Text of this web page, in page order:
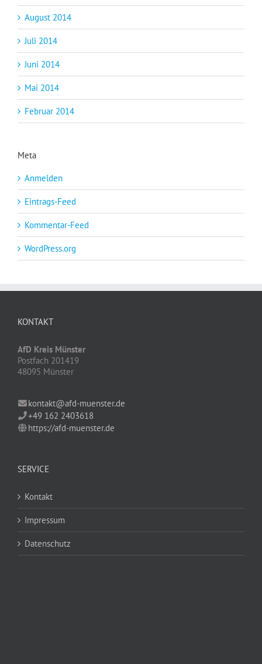
August 2014
Juli 2014
Juni 2014
Mai 2014
Februar 2014
Meta
Anmelden
Eintrags-Feed
Kommentar-Feed
WordPress.org
KONTAKT
AfD Kreis Münster
Postfach 201419
48095 Münster
kontakt@afd-muenster.de
+49 162 2403618
https://afd-muenster.de
SERVICE
Kontakt
Impressum
Datenschutz